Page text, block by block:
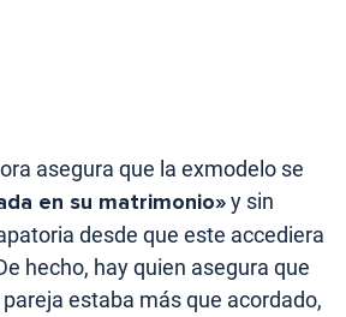
asegura que la exmodelo se
en su matrimonio»y sin
desde que este accediera
hecho, hay quien asegura que
estaba más que acordado,